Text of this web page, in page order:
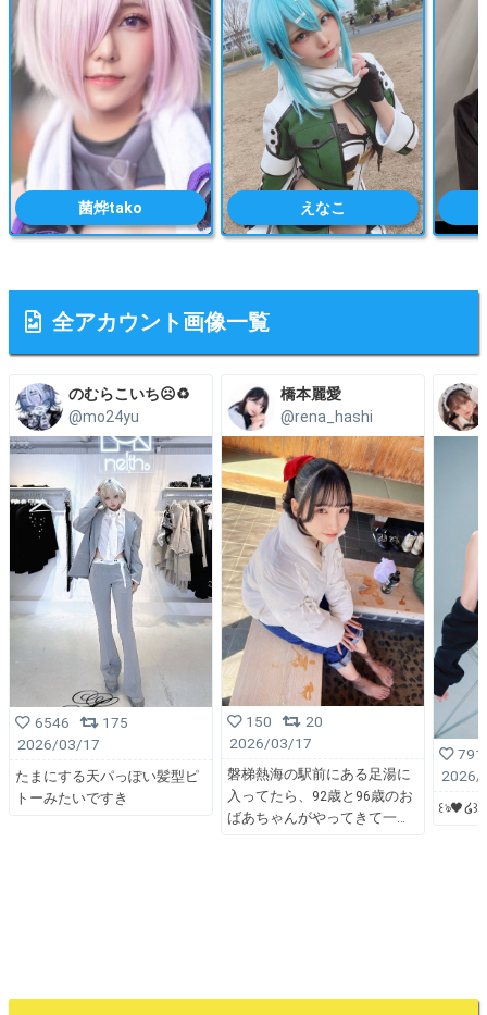
菌烨tako えなこ
全アカウント画像一覧
のむらこいち☹️♻️
@mo24yu
6546
175
2026/03/17
たまにする天パっぽい髪型ピ
トーみたいですき
橋本麗愛
@rena_hashi
150
20
2026/03/17
磐梯熱海の駅前にある足湯に
入ってたら、92歳と96歳のお
ばあちゃんがやってきて一
791
2026/
꒰ঌ🖤໒꒱